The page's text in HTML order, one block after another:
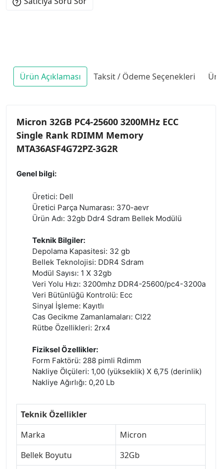
Ürün Açıklaması Taksit / Ödeme Seçenekleri
Micron 32GB PC4-25600 3200MHz ECC
Single Rank RDIMM Memory
MTA36ASF4G72PZ-3G2R
Genel bilgi:
Üretici: Dell
Üretici Parça Numarası: 370-aevr
Ürün Adı: 32gb Ddr4 Sdram Bellek Modülü
Teknik Bilgiler:
Depolama Kapasitesi: 32 gb
Bellek Teknolojisi: DDR4 Sdram
Modül Sayısı: 1 X 32gb
Veri Yolu Hızı: 3200mhz DDR4-25600/pc4-3200a
Veri Bütünlüğü Kontrolü: Ecc
Sinyal İşleme: Kayıtlı
Cas Gecikme Zamanlamaları: Cl22
Rütbe Özellikleri: 2rx4
Fiziksel Özellikler:
Form Faktörü: 288 pimli Rdimm
Nakliye Ölçüleri: 1,00 (yükseklik) X 6,75 (derinlik)
Nakliye Ağırlığı: 0,20 Lb
Teknik Özellikler
Marka
Micron
Bellek Boyutu
32Gb